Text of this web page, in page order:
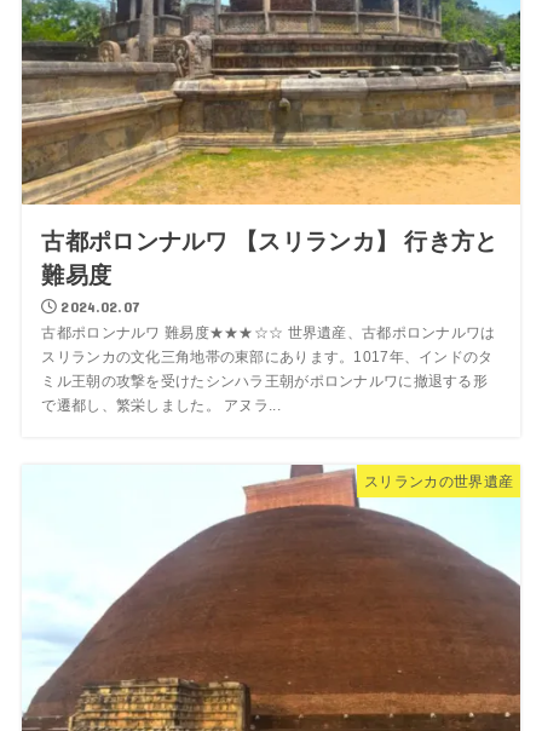
古都ポロンナルワ 【スリランカ】 行き方と
難易度
2024.02.07
古都ポロンナルワ 難易度★★★☆☆ 世界遺産、古都ポロンナルワは
スリランカの文化三角地帯の東部にあります。1017年、インドのタ
ミル王朝の攻撃を受けたシンハラ王朝がポロンナルワに撤退する形
で遷都し、繁栄しました。 アヌラ...
スリランカの世界遺産